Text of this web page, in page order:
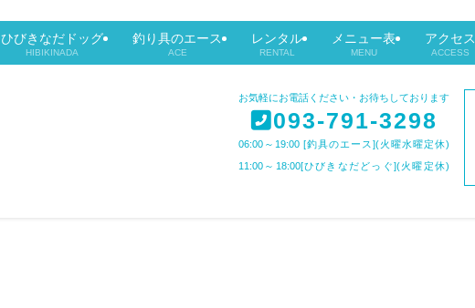
お気軽にお電話ください・お待ちしております
093-791-3298
06:00～19:00 [釣具のエース](火曜水曜定休)
11:00～18:00[ひびきなだどっぐ](火曜定休)
ひびきなだドッグ
HIBIKINADA
釣り具のエース
ACE
レンタル
RENTAL
メニュー表
MENU
アクセス
ACCESS